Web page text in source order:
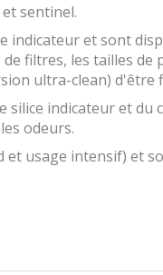
sentinel.
indicateur et sont
filtres, les tailles
ultra-clean) d'être
indicateur et du
odeurs.
usage intensif) et